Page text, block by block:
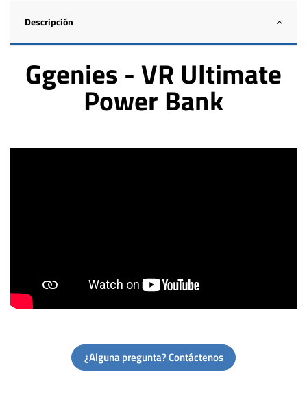
Descripción
Ggenies - VR Ultimate
Power Bank
¿Alguna pregunta? Contáctenos